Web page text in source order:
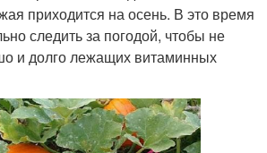
приходится на осень. В это время
следить за погодой, чтобы не
и долго лежащих витаминных